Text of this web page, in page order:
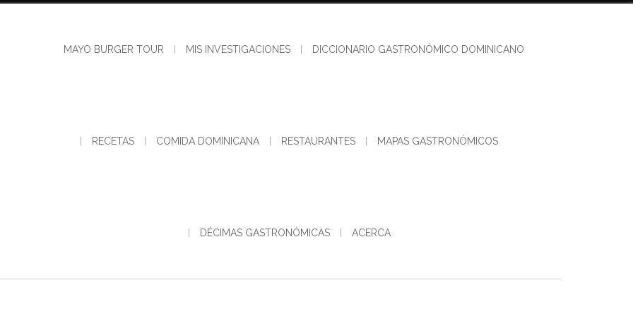
MAYO BURGER TOUR MIS INVESTIGACIONES DICCIONARIO GASTRONÓMICO DOMINICANO
RECETAS COMIDA DOMINICANA RESTAURANTES MAPAS GASTRONÓMICOS
DÉCIMAS GASTRONÓMICAS ACERCA